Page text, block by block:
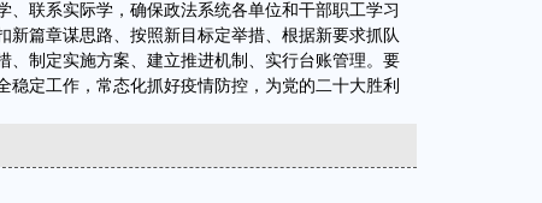
联系实际学，确保政法系统各单位和干部职工学习
新篇章谋思路、按照新目标定举措、根据新要求抓队
、制定实施方案、建立推进机制、实行台账管理。要
定工作，常态化抓好疫情防控，为党的二十大胜利